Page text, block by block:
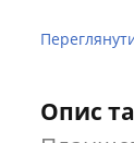
Опис